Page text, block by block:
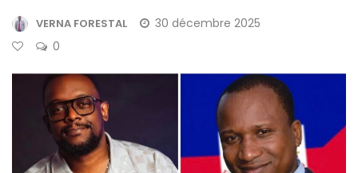
VERNA FORESTAL
30 décembre 2025
0